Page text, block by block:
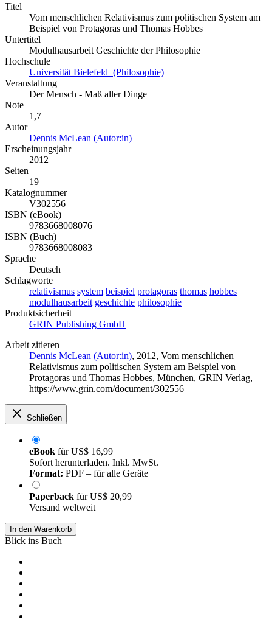
Titel
Vom menschlichen Relativismus zum politischen System am
Beispiel von Protagoras und Thomas Hobbes
Untertitel
Modulhausarbeit Geschichte der Philosophie
Hochschule
Universität Bielefeld (Philosophie)
Veranstaltung
Der Mensch - Maß aller Dinge
Note
1,7
Autor
Dennis McLean (Autor:in)
Erscheinungsjahr
2012
Seiten
19
Katalognummer
V302556
ISBN (eBook)
9783668008076
ISBN (Buch)
9783668008083
Sprache
Deutsch
Schlagworte
relativismus system beispiel protagoras thomas hobbes
modulhausarbeit geschichte philosophie
Produktsicherheit
GRIN Publishing GmbH
Arbeit zitieren
Dennis McLean (Autor:in), 2012, Vom menschlichen
Relativismus zum politischen System am Beispiel von
Protagoras und Thomas Hobbes, München, GRIN Verlag,
https://www.grin.com/document/302556
Schließen
eBook fürUS$ 16,99
Sofort herunterladen. Inkl. MwSt.
Format: PDF – für alle Geräte
Paperback fürUS$ 20,99
Versand weltweit
In den Warenkorb
Blick ins Buch